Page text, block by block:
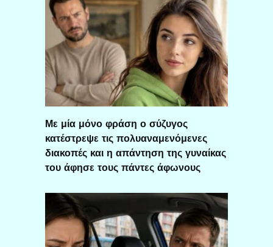
Με μία μόνο φράση ο σύζυγος
κατέστρεψε τις πολυαναμενόμενες
διακοπές και η απάντηση της γυναίκας
του άφησε τους πάντες άφωνους